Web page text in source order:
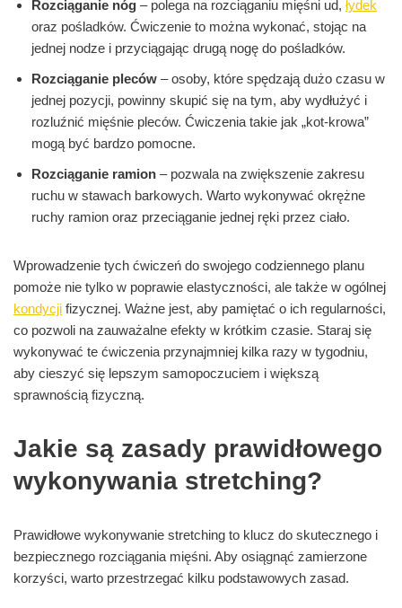
Rozciąganie nóg – polega na rozciąganiu mięśni ud, łydek
oraz pośladków. Ćwiczenie to można wykonać, stojąc na
jednej nodze i przyciągając drugą nogę do pośladków.
Rozciąganie pleców – osoby, które spędzają dużo czasu w
jednej pozycji, powinny skupić się na tym, aby wydłużyć i
rozluźnić mięśnie pleców. Ćwiczenia takie jak „kot-krowa”
mogą być bardzo pomocne.
Rozciąganie ramion – pozwala na zwiększenie zakresu
ruchu w stawach barkowych. Warto wykonywać okrężne
ruchy ramion oraz przeciąganie jednej ręki przez ciało.
Wprowadzenie tych ćwiczeń do swojego codziennego planu
pomoże nie tylko w poprawie elastyczności, ale także w ogólnej
kondycji fizycznej. Ważne jest, aby pamiętać o ich regularności,
co pozwoli na zauważalne efekty w krótkim czasie. Staraj się
wykonywać te ćwiczenia przynajmniej kilka razy w tygodniu,
aby cieszyć się lepszym samopoczuciem i większą
sprawnością fizyczną.
Jakie są zasady prawidłowego
wykonywania stretching?
Prawidłowe wykonywanie stretching to klucz do skutecznego i
bezpiecznego rozciągania mięśni. Aby osiągnąć zamierzone
korzyści, warto przestrzegać kilku podstawowych zasad.